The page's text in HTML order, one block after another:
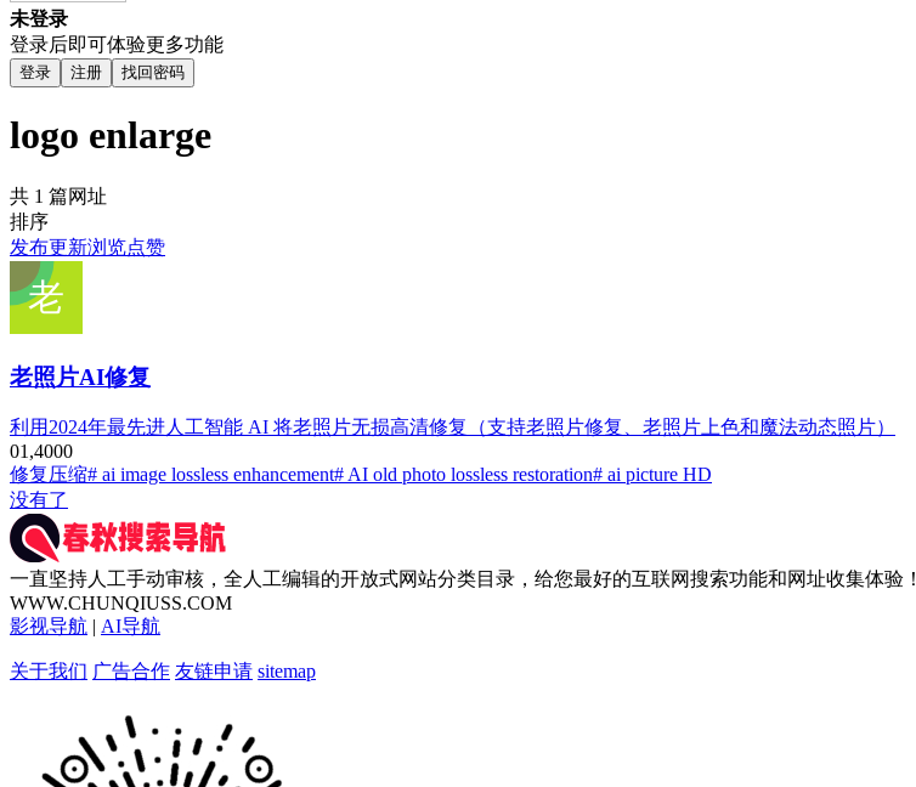
未登录
登录后即可体验更多功能
登录 注册 找回密码
logo enlarge
共 1 篇网址
排序
发布更新浏览点赞
老照片AI修复
利用2024年最先进人工智能 AI 将老照片无损高清修复（支持老照片修复、老照片上色和魔法动态照片）
01,4000
修复压缩# ai image lossless enhancement# AI old photo lossless restoration# ai picture HD
没有了
一直坚持人工手动审核，全人工编辑的开放式网站分类目录，给您最好的互联网搜索功能和网址收集体验！
WWW.CHUNQIUSS.COM
影视导航 | AI导航
关于我们 广告合作 友链申请 sitemap